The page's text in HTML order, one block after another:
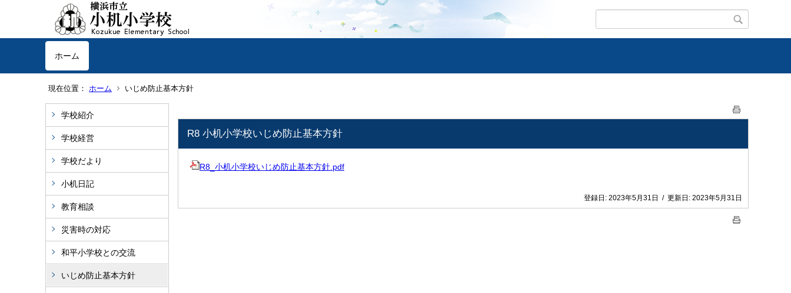
ホーム
現在位置： ホーム いじめ防止基本方針
学校紹介
学校経営
学校だより
小机日記
教育相談
災害時の対応
和平小学校との交流
いじめ防止基本方針
R8 小机小学校いじめ防止基本方針
R8_小机小学校いじめ防止基本方針.pdf
登録日: 2023年5月31日 / 更新日: 2023年5月31日